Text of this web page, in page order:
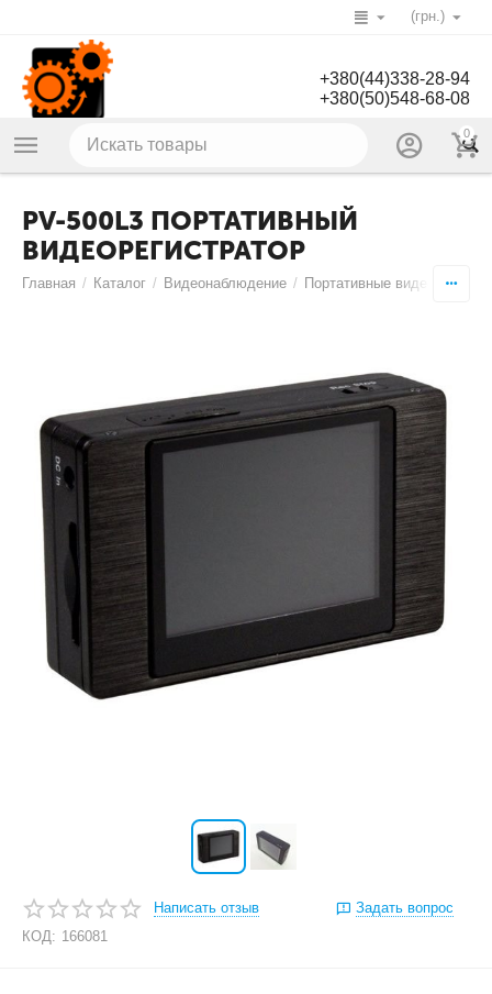
(грн.)
+380(44)338-28-94
+380(50)548-68-08
0
PV-500L3 ПОРТАТИВНЫЙ
ВИДЕОРЕГИСТРАТОР
Главная / Каталог / Видеонаблюдение / Портативные
Написать отзыв
Задать вопрос
КОД: 166081